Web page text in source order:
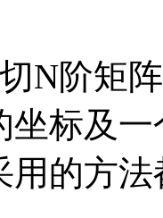
N阶矩
坐标及
用的方